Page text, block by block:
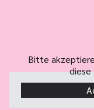
Bitte
diese